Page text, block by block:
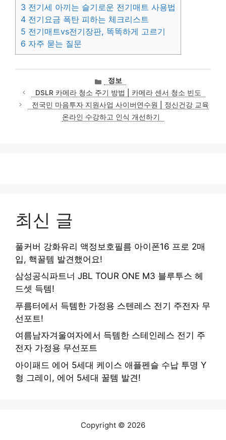
3 전기세 아끼는 슬기로운 전기매트 사용법
4 전기요금 폭탄 피하는 체크리스트
5 전기매트vs전기장판, 똑똑하게 고르기
6 자주 묻는 질문
카
테
고
리
정보
DSLR 카메라 청소 주기 방법 | 카메라 센서 청소 빈도
전국민 마음투자 지원사업 사이버연수원 | 정신건강 교육
온라인 수강하고 인식 개선하기
최신 글
풀커버 강화유리 액정보호필름 아이폰16 프로 2매
입, 핵꿀템 발견했어요!
삼성공식파트너 JBL TOUR ONE M3 블루투스 헤
드셋 득템!
푸름터에서 득템한 가정용 스텐레스 전기 주전자 무
선포트!
여름남자겨울여자에서 득템한 스테인레스 전기 주
전자 가정용 무선포트
아이패드 에어 5세대 케이스 애플펜슬 수납 투명 Y
형 그레이, 에어 5세대 꿀템 발견!
Copyright © 2026